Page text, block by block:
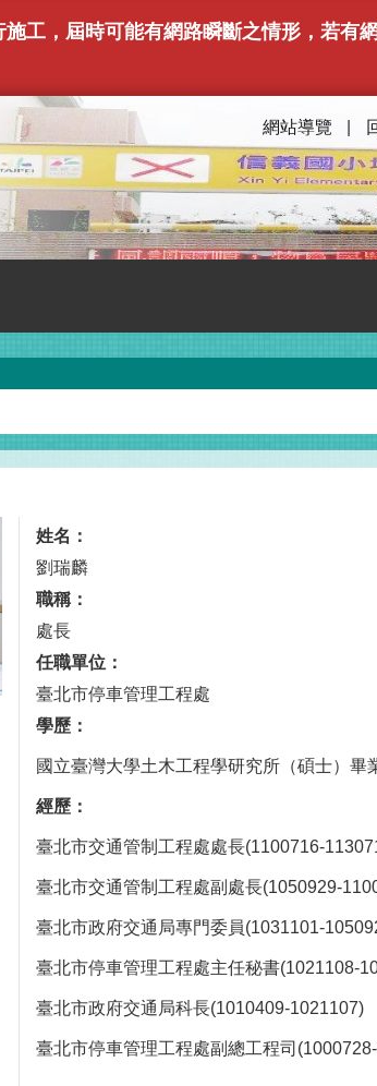
工，屆時可能有網路瞬斷之情形，若
網站導覽
姓名：
劉瑞麟
職稱：
處長
任職單位：
臺北市停車管理工程處
學歷：
國立臺灣大學土木工程學研究所（碩士）畢
經歷：
臺北市交通管制工程處處長(1100716-
臺北市交通管制工程處副處長(1050929-
臺北市政府交通局專門委員(1031101-
臺北市停車管理工程處主任秘書(1021108-
臺北市政府交通局科長(1010409-1021107)
臺北市停車管理工程處副總工程司